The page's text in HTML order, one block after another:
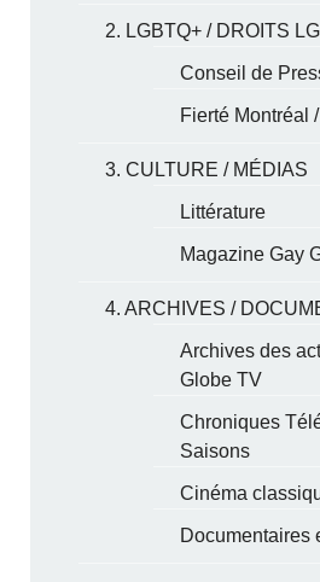
2. LGBTQ+ / DROITS
Conseil de
Fierté Montréal
3. CULTURE / MÉDIAS
Littérature
Magazine Gay
4. ARCHIVES /
Archives des
Globe TV
Chroniques
Saisons
Cinéma
Documentaires